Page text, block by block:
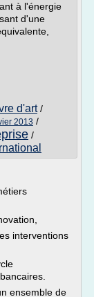
à l'énergie
d'une
d'art/
2013 /
/
interventions
ensemble de